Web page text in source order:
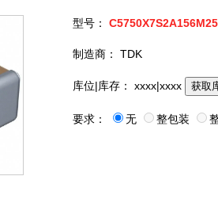
型号：
制造商： TDK
库位|库存： xxxx|xxxx 获取
要求： 无 整包装